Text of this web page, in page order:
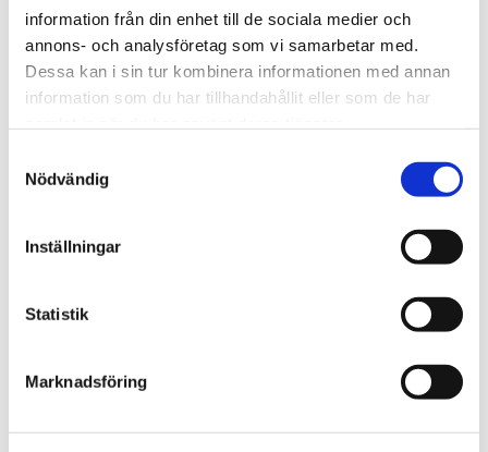
information från din enhet till de sociala medier och
annons- och analysföretag som vi samarbetar med.
Dessa kan i sin tur kombinera informationen med annan
information som du har tillhandahållit eller som de har
Nödvändig
Inställningar
Statistik
Marknadsföring